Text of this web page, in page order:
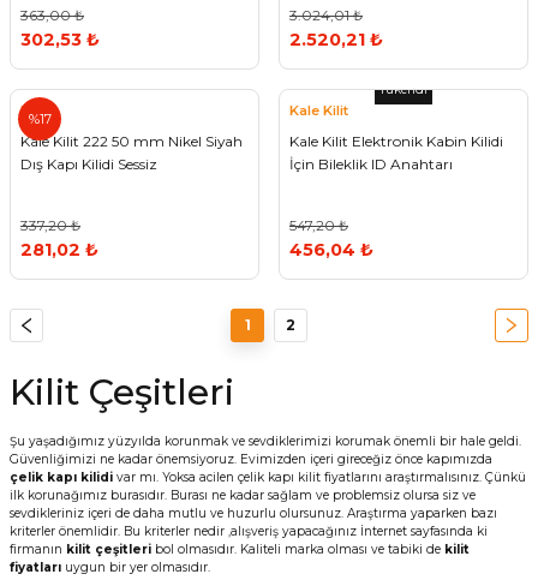
363,00 ₺
302,53 ₺
3.024,01 ₺
2.520,21 ₺
%17
Kale
Kale Kilit 222 50 mm Nikel Siyah
Dış Kapı Kilidi Sessiz
337,20 ₺
281,02 ₺
Tükendi
Kale Kilit
Kale Kilit Elektronik Kabin Kilidi
İçin Bileklik ID Anahtarı
547,20 ₺
456,04 ₺
1 2
Kilit Çeşitleri
Şu yaşadığımız yüzyılda korunmak ve sevdiklerimizi korumak önemli bir hale geldi.
Güvenliğimizi ne kadar önemsiyoruz. Evimizden içeri gireceğiz önce kapımızda
çelik kapı kilidi var mı. Yoksa acilen çelik kapı kilit fiyatlarını araştırmalısınız. Çünkü
ilk korunağımız burasıdır. Burası ne kadar sağlam ve problemsiz olursa siz ve
sevdikleriniz içeri de daha mutlu ve huzurlu olursunuz. Araştırma yaparken bazı
kriterler önemlidir. Bu kriterler nedir ,alışveriş yapacağınız İnternet sayfasında ki
firmanın kilit çeşitleri bol olmasıdır. Kaliteli marka olması ve tabiki de kilit
fiyatları uygun bir yer olmasıdır.